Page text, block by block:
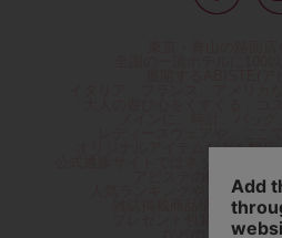
オリジナルアイテムなどを幅
アビステの幅広い商品
人気ランキングやテレビな
雑誌掲載商品情報を紹介
プレゼント包装無料や独
などのサービスを